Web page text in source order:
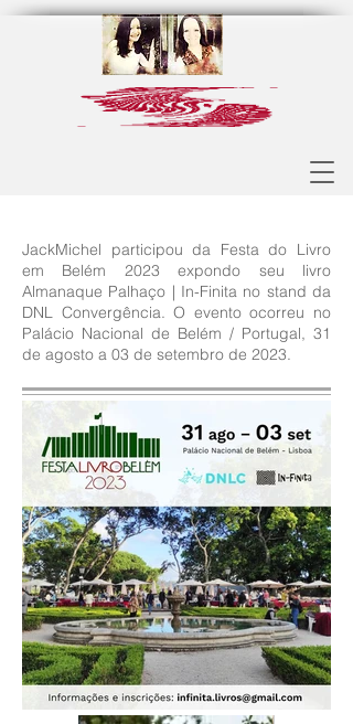
JackMichel participou da Festa do Livro
em Belém 2023 expondo seu livro
Almanaque Palhaço | In-Finita no stand da
DNL Convergência. O evento ocorreu no
Palácio Nacional de Belém / Portugal, 31
de agosto a 03 de setembro de 2023.